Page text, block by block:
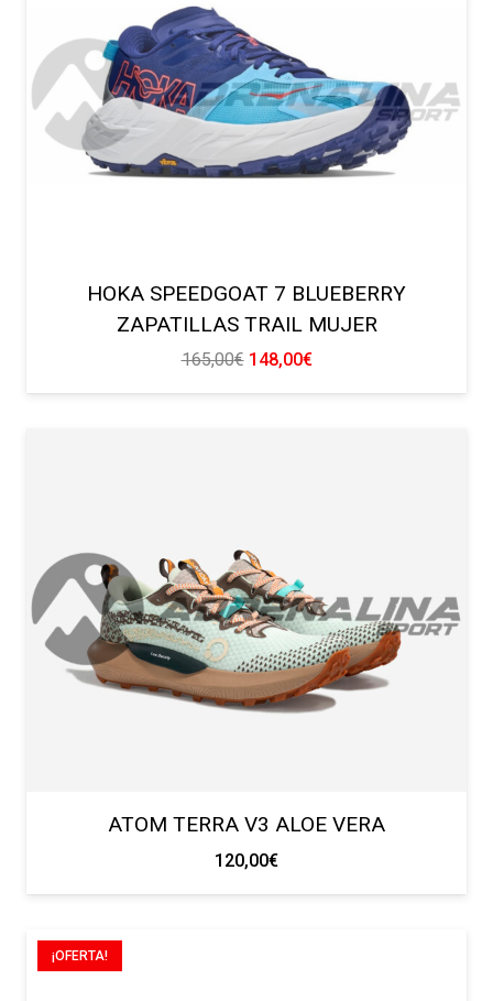
HOKA SPEEDGOAT 7 BLUEBERRY
ZAPATILLAS TRAIL MUJER
165,00€ El
precio
148,00€El
precio
ATOM TERRA V3 ALOE VERA
120,00€
¡OFERTA!